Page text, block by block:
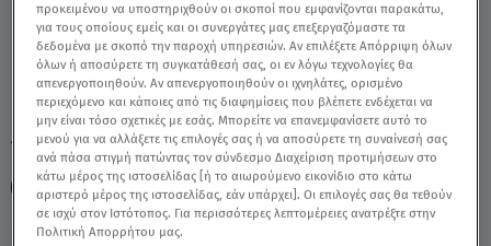
TAGS: ΚΡΙΟΣ ΖΩΔΙΑ ΖΩΔΙΑ ΣΗΜΕΡΑ ΑΣΗ ΜΠΗΛΙΟΥ
ΖΩΔΙΑ ΑΣΗ ΜΠΗΛΙΟΥ
προκειμένου να υποστηριχθούν οι σκοποί που εμφανίζονται παρακάτω,
για τους οποίους εμείς και οι συνεργάτες μας επεξεργαζόμαστε τα
δεδομένα με σκοπό την παροχή υπηρεσιών. Αν επιλέξετε Απόρριψη όλων
όλων ή αποσύρετε τη συγκατάθεσή σας, οι εν λόγω τεχνολογίες θα
απενεργοποιηθούν. Αν απενεργοποιηθούν οι ιχνηλάτες, ορισμένο
περιεχόμενο και κάποιες από τις διαφημίσεις που βλέπετε ενδέχεται να
μην είναι τόσο σχετικές με εσάς. Μπορείτε να επανεμφανίσετε αυτό το
μενού για να αλλάξετε τις επιλογές σας ή να αποσύρετε τη συναίνεσή σας
ανά πάσα στιγμή πατώντας τον σύνδεσμο Διαχείριση προτιμήσεων στο
κάτω μέρος της ιστοσελίδας [ή το αιωρούμενο εικονίδιο στο κάτω
αριστερό μέρος της ιστοσελίδας, εάν υπάρχει]. Οι επιλογές σας θα τεθούν
σε ισχύ στον Ιστότοπος. Για περισσότερες λεπτομέρειες ανατρέξτε στην
Πολιτική Απορρήτου μας.